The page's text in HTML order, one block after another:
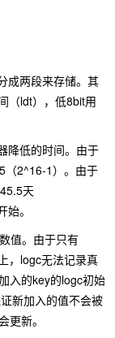
成两段来存储。其
（ldt），低8bit用
降低的时间。由于
（2^16-1）。由于
天
。
值。由于只有
，logc无法记录真
入的key的logc初始
新加入的值不会被
更新。